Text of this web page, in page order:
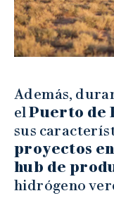
Además,
elPuerto de
sus
proyectos
hub de
hidrógeno